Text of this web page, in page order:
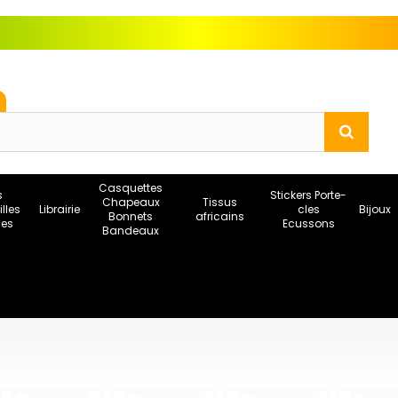
Librairie
Casquettes
Chapeaux
Bonnets
Bandeaux
Tissus
africains
Stickers Porte-
cles
Ecussons
Bijoux